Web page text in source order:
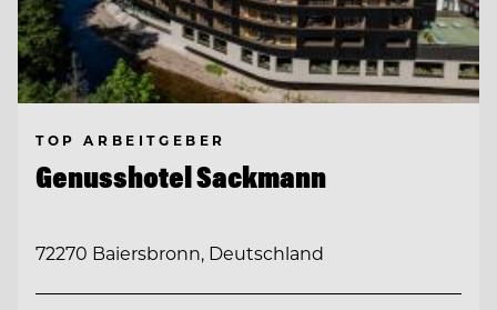
TOP ARBEITGEBER
Genusshotel Sackmann
72270 Baiersbronn, Deutschland